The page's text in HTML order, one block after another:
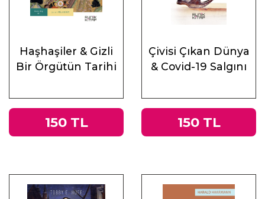
Haşhaşiler & Gizli
Bir Örgütün Tarihi
150 TL
Çivisi Çıkan Dünya
& Covid-19 Salgını
Muhasebeler
150 TL